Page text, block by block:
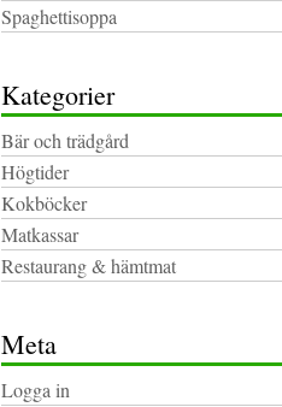
Spaghettisoppa
Kategorier
Bär och trädgård
Högtider
Kokböcker
Matkassar
Restaurang & hämtmat
Meta
Logga in